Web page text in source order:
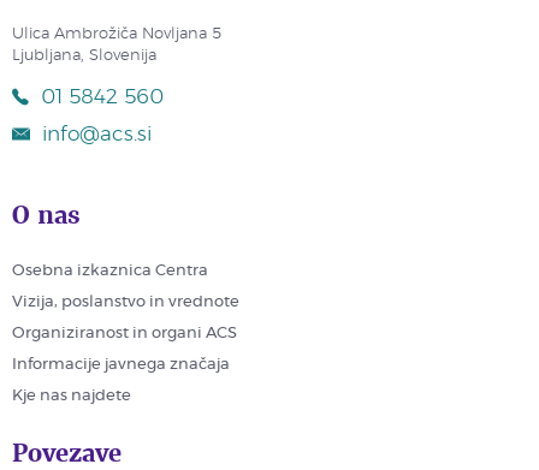
Ulica Ambrožiča Novljana 5
Ljubljana, Slovenija
01 5842 560
info@acs.si
O nas
Osebna izkaznica Centra
Vizija, poslanstvo in vrednote
Organiziranost in organi ACS
Informacije javnega značaja
Kje nas najdete
Povezave